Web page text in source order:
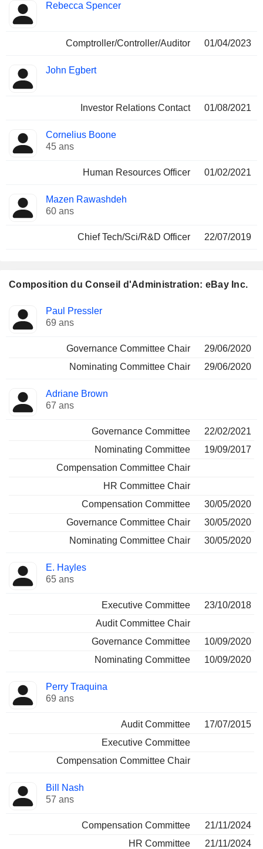
Rebecca Spencer
Comptroller/Controller/Auditor 01/04/2023
John Egbert
Investor Relations Contact 01/08/2021
Cornelius Boone
45 ans
Human Resources Officer 01/02/2021
Mazen Rawashdeh
60 ans
Chief Tech/Sci/R&D Officer 22/07/2019
Composition du Conseil d'Administration: eBay Inc.
Administrateur Comités
Paul Pressler
69 ans
Governance Committee Chair
29/06/2020
Nominating Committee Chair
29/06/2020
Adriane Brown
67 ans
Governance Committee
22/02/2021
Nominating Committee
19/09/2017
Compensation Committee Chair
HR Committee Chair
Compensation Committee
30/05/2020
Governance Committee Chair
30/05/2020
Nominating Committee Chair
30/05/2020
E. Hayles
65 ans
Executive Committee
23/10/2018
Audit Committee Chair
Governance Committee
10/09/2020
Nominating Committee
10/09/2020
Perry Traquina
69 ans
Audit Committee
17/07/2015
Executive Committee
Compensation Committee Chair
Bill Nash
57 ans
Compensation Committee
21/11/2024
HR Committee
21/11/2024